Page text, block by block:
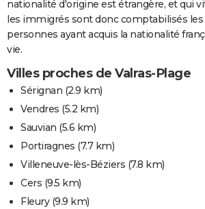
nationalité d'origine est étrangère, et qui
les immigrés sont donc comptabilisés les
personnes ayant acquis la nationalité
vie.
Villes proches de Valras-Plage
Sérignan (2.9 km)
Vendres (5.2 km)
Sauvian (5.6 km)
Portiragnes (7.7 km)
Villeneuve-lès-Béziers (7.8 km)
Cers (9.5 km)
Fleury(9.9 km)